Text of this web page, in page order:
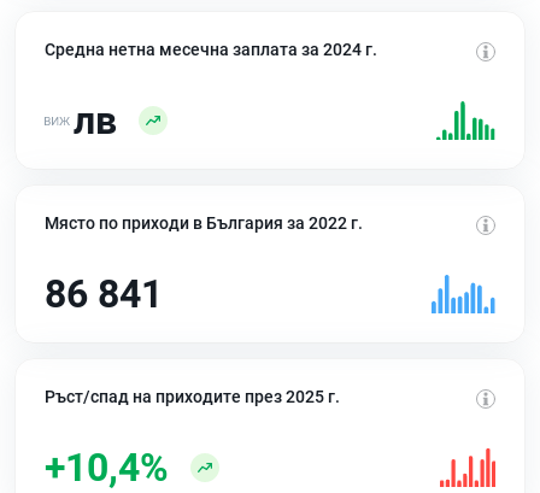
Средна нетна месечна заплата за 2024 г.
лв
Място по приходи в България за 2022 г.
86 841
Ръст/спад на приходите през 2025 г.
+10,4%